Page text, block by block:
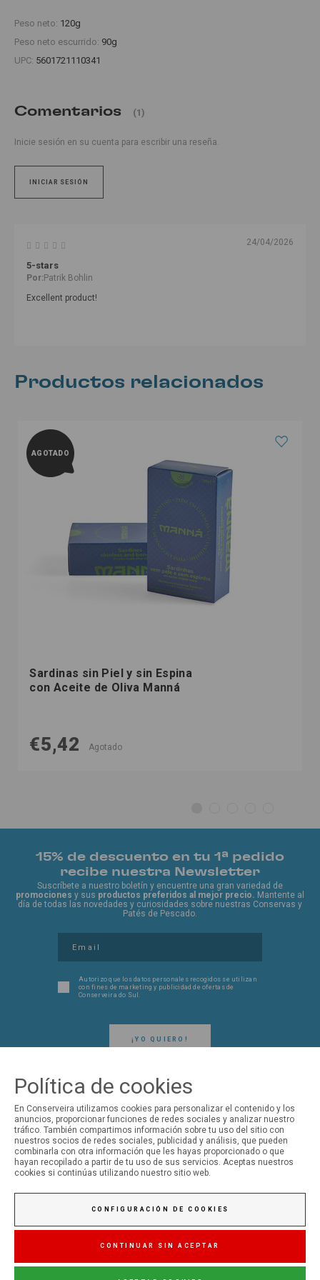
Peso neto: 120g
Peso neto escurrido: 90g
UPC: 5601721110341
Comentarios (1)
Inicie sesión en su cuenta para escribir una reseña.
INICIAR SESIÓN
24/04/2026
5-stars
Por:Patrik Bohlin
Excellent product!
Productos relacionados
AGOTADO
Sardinas sin Piel y sin Espina
con Aceite de Oliva Manná
€5,42 Agotado
15% de descuento en tu 1ª pedido
recibe nuestra Newsletter
Suscríbete a nuestro boletín y encuentre una gran variedad de
promociones y sus productos preferidos al mejor precio. Mantente al
día de todas las novedades y curiosidades sobre nuestras Conservas y
Patés de Pescado.
¡YO QUIERO!
Autorizo ​​que los datos personales recogidos se utilizan
con fines de marketing y publicidad de ofertas de
Conserveira do Sul.
SÍGUENOS EN LAS REDES SOCIALES
Conserveira do Sul
Política de cookies
En Conserveira utilizamos cookies para personalizar el contenido y los
anuncios, proporcionar funciones de redes sociales y analizar nuestro
tráfico. También compartimos información sobre tu uso del sitio con
nuestros socios de redes sociales, publicidad y análisis, que pueden
combinarla con otra información que les hayas proporcionado o que
hayan recopilado a partir de tu uso de sus servicios. Aceptas nuestros
cookies si continúas utilizando nuestro sitio web.
CONFIGURACIÓN DE COOKIES
CONTINUAR SIN ACEPTAR